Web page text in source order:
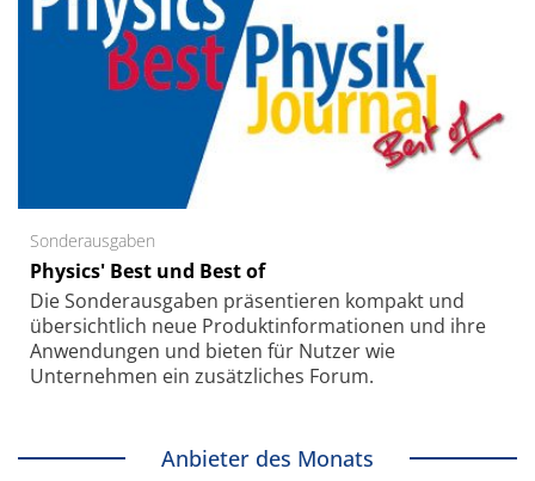
Sonderausgaben
Physics' Best und Best of
Die Sonder­ausgaben präsentieren kompakt und
übersichtlich neue Produkt­informationen und ihre
Anwendungen und bieten für Nutzer wie
Unternehmen ein zusätzliches Forum.
Anbieter des Monats